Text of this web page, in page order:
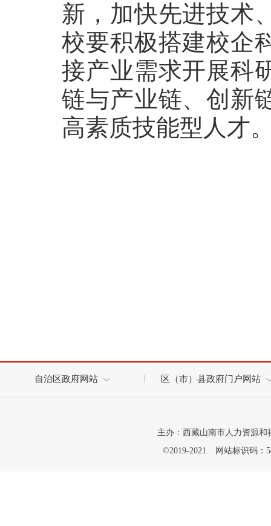
新，加快先进技术
校要积极搭建校企
接产业需求开展科
链与产业链、创新
高素质技能型人才
自治区政府网站 区（市）县政府门户网站
主办：西藏山南市人力资源和
©2019-2021
网站标识码：